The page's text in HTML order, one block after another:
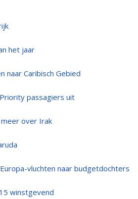
het jaar
naar Caribisch Gebied
passagiers uit
over Irak
vluchten naar budgetdochters
winstgevend